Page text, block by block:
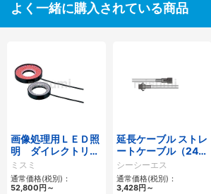
よく一緒に購入されている商品
画像処理用ＬＥＤ照
明 ダイレクトリン
グタイプ
ミスミ
通常価格(税別)：
52,800 円 ～
延長ケーブル ストレ
ートケーブル（24V
用／HLV用） FCBシ
リーズ
シーシーエス
通常価格(税別)：
3,428円 ～